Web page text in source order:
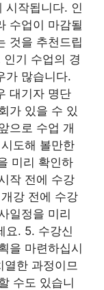
시작됩니다. 인
수업이 마감될
것을 추천드립
기 수업의 경
가 많습니다.
대기자 명단
가 있을 수 있
으로 수업 개
도해 볼만한
미리 확인하
작 전에 수강
강 전에 수강
일정을 미리
요. 5. 수강신
을 마련하십시
열한 과정이므
수도 있습니